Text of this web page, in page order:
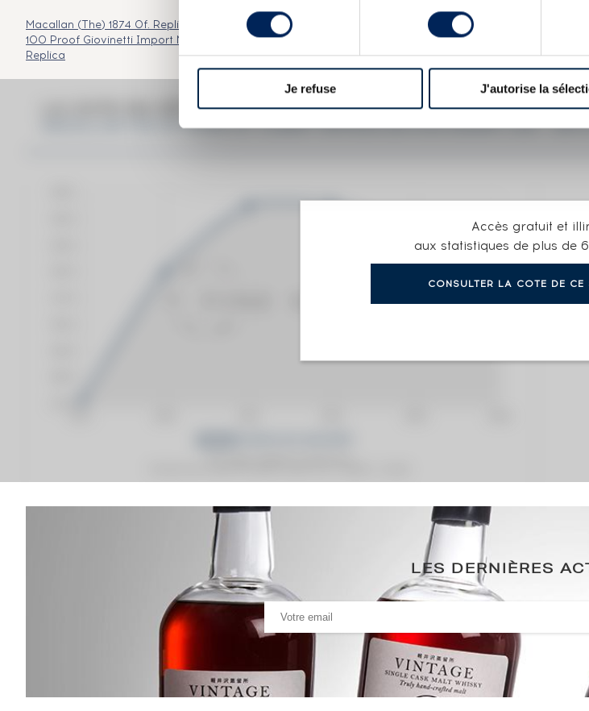
consentement
Je refuse J'autorise la
Macallan (The) 1874 Of. Replique Speymalt From Macallan 1981 Gordon MacPhail bottled 2015
Macallan
100 Proof Giovinetti Import Macallan (The) 10 years Of. Cask Strength Sherry Oak Casks
Macallan 1876
Replica
Accès gratuit et
aux statistiques de plus de
CONSULTER LA COTE DE CE
LA COTE EN DÉTAIL DU SPIRITUEUX
MACALLAN THE 20 YEARS OF. ALBERT WATSON EDITION SHERRY OAK -
Analyse & Performance du spiritueux
Macallan The 20 years Of. Albert Watson Edition Sherry Oak - Batch 1000 Bottles
VARIATION DE LA COTE
LES DERNIÈRES